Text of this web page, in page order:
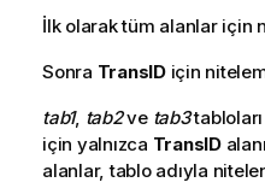
İlk olarak tüm alanlar için
Sonra TransIDiçin
tab1, tab2ve tab3
için yalnızca TransID
alanlar, tablo adıyla